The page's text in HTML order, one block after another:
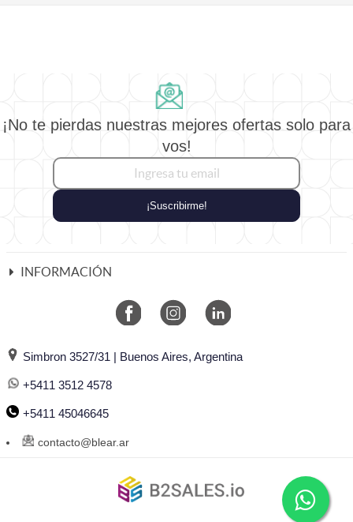
¡No te pierdas nuestras mejores ofertas solo para
vos!
¡Suscribirme!
INFORMACIÓN
Simbron 3527/31 | Buenos Aires, Argentina
+5411 3512 4578
+5411 45046645
contacto@blear.ar